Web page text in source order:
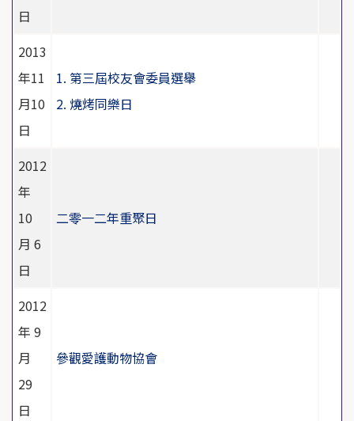
日
2013
年11
月10
日
1. 第三屆校友會委員選舉
2. 燒烤同樂日
2012
年
10
月 6
日
二零一二年重聚日
2012
年 9
月
29
日
參觀愛護動物協會